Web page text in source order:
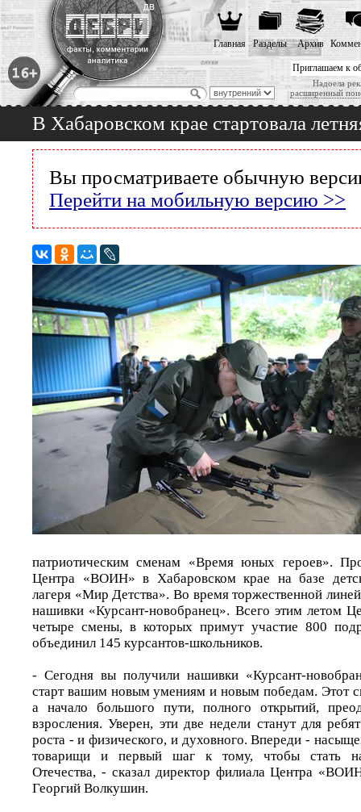
Приглашаем к
Надоела
расширенный
Главная Разделы Архив
В Хабаровском крае стартовала
Вы просматриваете обычную
Перейти на мобильную версию >>
патриотическим сменам «Время юных героев».
Центра «ВОИН» в Хабаровском крае на базе
лагеря «Мир Детства». Во время торжественной
нашивки «Курсант-новобранец». Всего этим летом
четыре смены, в которых примут участие 800
объединил 145 курсантов-школьников.
- Сегодня вы получили нашивки «Курсант-
старт вашим новым умениям и новым победам. Этот
а начало большого пути, полного открытий,
взросления. Уверен, эти две недели станут для
роста - и физического, и духовного. Впереди -
товарищи и первый шаг к тому, чтобы стать
Отечества, - сказал директор филиала Центра
Георгий Волкушин.